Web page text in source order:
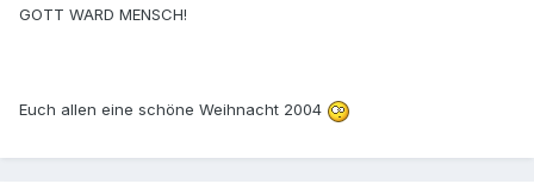
GOTT WARD MENSCH!
Euch allen eine schöne Weihnacht 2004